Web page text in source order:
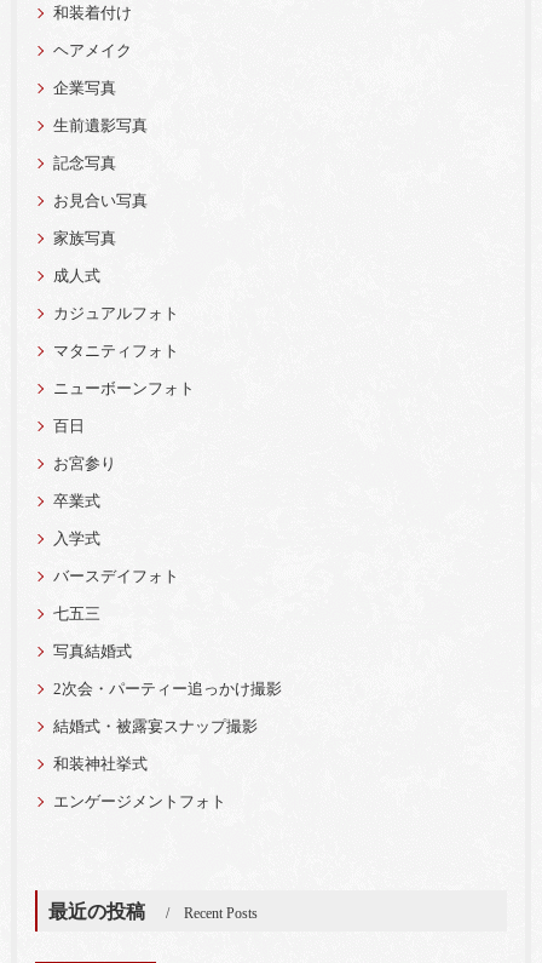
和装着付け
ヘアメイク
企業写真
生前遺影写真
記念写真
お見合い写真
家族写真
成人式
カジュアルフォト
マタニティフォト
ニューボーンフォト
百日
お宮参り
卒業式
入学式
バースデイフォト
七五三
写真結婚式
2次会・パーティー追っかけ撮影
結婚式・被露宴スナップ撮影
和装神社挙式
エンゲージメントフォト
最近の投稿 Recent Posts